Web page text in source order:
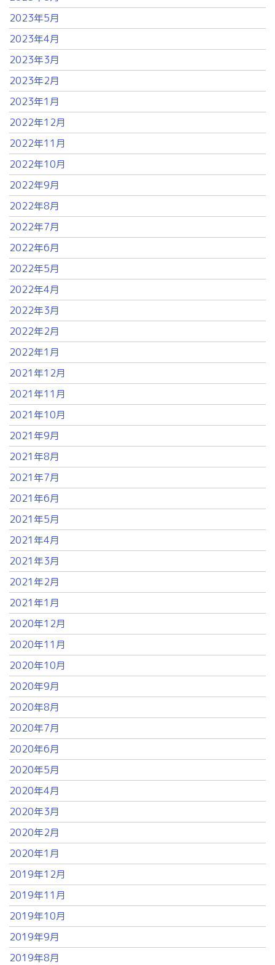
2023年5月
2023年4月
2023年3月
2023年2月
2023年1月
2022年12月
2022年11月
2022年10月
2022年9月
2022年8月
2022年7月
2022年6月
2022年5月
2022年4月
2022年3月
2022年2月
2022年1月
2021年12月
2021年11月
2021年10月
2021年9月
2021年8月
2021年7月
2021年6月
2021年5月
2021年4月
2021年3月
2021年2月
2021年1月
2020年12月
2020年11月
2020年10月
2020年9月
2020年8月
2020年7月
2020年6月
2020年5月
2020年4月
2020年3月
2020年2月
2020年1月
2019年12月
2019年11月
2019年10月
2019年9月
2019年8月